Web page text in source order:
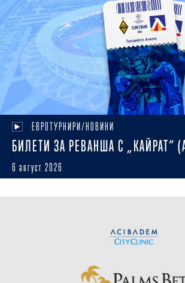
ЕВРОТУРНИРИ/НОВИНИ
БИЛЕТИ ЗА РЕВАНША С „КАЙРАТ“
6 август 2026